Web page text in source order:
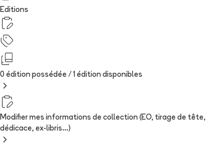
Editions
0 édition possédée / 1 édition disponibles
Modifier mes informations de collection (EO, tirage de tête,
dédicace, ex-libris...)